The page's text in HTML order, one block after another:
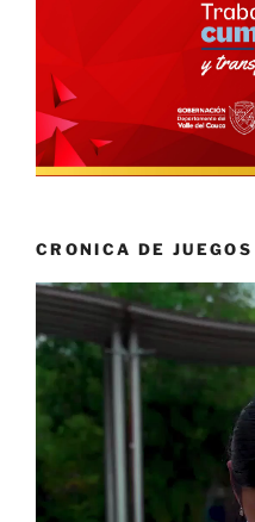
CRONICA DE
Reproductor
vídeo